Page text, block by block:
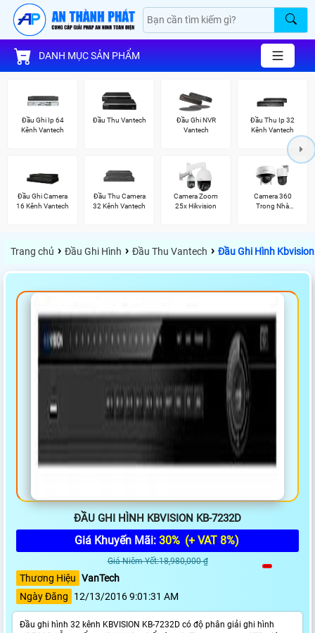
DANH MỤC SẢN PHẨM
Đầu Ghi Ip 64
Kênh Vantech
Đầu Thu Vantech
Đầu Ghi NVR
Vantech
Đầu Thu Ip 32
Kênh Vantech
Đầu Ghi Camera
16 Kênh Vantech
Đầu Thu Camera
32 Kênh Vantech
Camera Zoom
25x Hikvision
Camera 360
Trong Nhà
Trang chủ › Đầu Ghi Hình › Đầu Thu Vantech › Đầu Ghi Hình
ĐẦU GHI HÌNH KBVISION KB-7232D
Giá Khuyến Mãi: 30% (+ VAT 8%)
Giá Niêm Yết:18,980,000 ₫
Thương Hiệu VanTech
Ngày Đăng
12/13/2016 9:01:31 AM
Đầu ghi hình 32 kênh KBVISION KB-7232D có độ phân giải ghi hình